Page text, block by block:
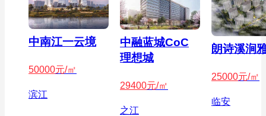
中南江一云境
50000元/㎡
滨江
中融蓝城CoC
理想城
29400元/㎡
之江
朗诗溪涧
25000元/㎡
临安